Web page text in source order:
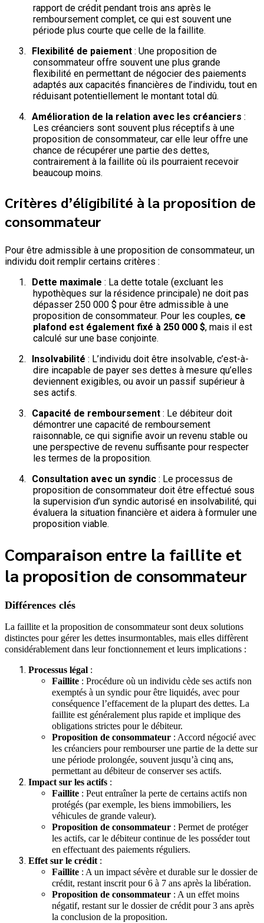
rapport de crédit pendant trois ans après le
remboursement complet, ce qui est souvent une
période plus courte que celle de la faillite.
3.
Flexibilité de paiement : Une proposition de
consommateur offre souvent une plus grande
flexibilité en permettant de négocier des paiements
adaptés aux capacités financières de l’individu, tout en
réduisant potentiellement le montant total dû.
4. Amélioration de la relation avec les créanciers :
Les créanciers sont souvent plus réceptifs à une
proposition de consommateur, car elle leur offre une
chance de récupérer une partie des dettes,
contrairement à la faillite où ils pourraient recevoir
beaucoup moins.
Critères d’éligibilité à la proposition de
consommateur
Pour être admissible à une proposition de consommateur, un
individu doit remplir certains critères :
1.
Dette maximale : La dette totale (excluant les
hypothèques sur la résidence principale) ne doit pas
dépasser 250 000 $ pour être admissible à une
proposition de consommateur. Pour les couples, ce
plafond est également fixé à 250 000 $, mais il est
calculé sur une base conjointe.
2.
Insolvabilité : L’individu doit être insolvable, c’est-à-
dire incapable de payer ses dettes à mesure qu’elles
deviennent exigibles, ou avoir un passif supérieur à
ses actifs.
3.
Capacité de remboursement : Le débiteur doit
démontrer une capacité de remboursement
raisonnable, ce qui signifie avoir un revenu stable ou
une perspective de revenu suffisante pour respecter
les termes de la proposition.
4.
Consultation avec un syndic : Le processus de
proposition de consommateur doit être effectué sous
la supervision d’un syndic autorisé en insolvabilité, qui
évaluera la situation financière et aidera à formuler une
proposition viable.
Comparaison entre la faillite et
la proposition de consommateur
Différences clés
La faillite et la proposition de consommateur sont deux solutions
distinctes pour gérer les dettes insurmontables, mais elles diffèrent
considérablement dans leur fonctionnement et leurs implications :
Processus légal :
Faillite : Procédure où un individu cède ses actifs non
exemptés à un syndic pour être liquidés, avec pour
conséquence l’effacement de la plupart des dettes. La
faillite est généralement plus rapide et implique des
obligations strictes pour le débiteur.
Proposition de consommateur : Accord négocié avec
les créanciers pour rembourser une partie de la dette sur
une période prolongée, souvent jusqu’à cinq ans,
permettant au débiteur de conserver ses actifs.
Impact sur les actifs :
Faillite : Peut entraîner la perte de certains actifs non
protégés (par exemple, les biens immobiliers, les
véhicules de grande valeur).
Proposition de consommateur : Permet de protéger
les actifs, car le débiteur continue de les posséder tout
en effectuant des paiements réguliers.
Effet sur le crédit :
Faillite : A un impact sévère et durable sur le dossier de
crédit, restant inscrit pour 6 à 7 ans après la libération.
Proposition de consommateur : A un effet moins
négatif, restant sur le dossier de crédit pour 3 ans après
la conclusion de la proposition.